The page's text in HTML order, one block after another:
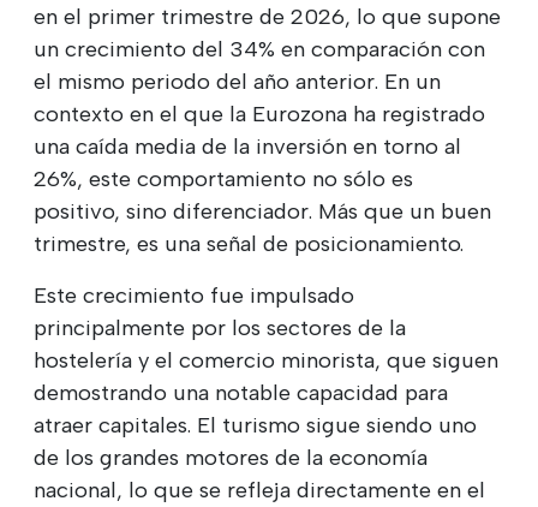
en el primer trimestre de 2026, lo que supone
un crecimiento del 34% en comparación con
el mismo periodo del año anterior. En un
contexto en el que la Eurozona ha registrado
una caída media de la inversión en torno al
26%, este comportamiento no sólo es
positivo, sino diferenciador. Más que un buen
trimestre, es una señal de posicionamiento.
Este crecimiento fue impulsado
principalmente por los sectores de la
hostelería y el comercio minorista, que siguen
demostrando una notable capacidad para
atraer capitales. El turismo sigue siendo uno
de los grandes motores de la economía
nacional, lo que se refleja directamente en el